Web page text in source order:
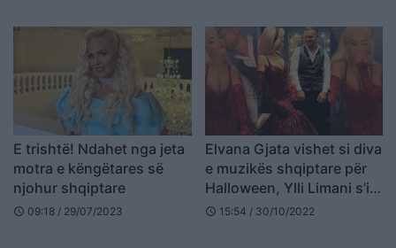
E trishtë! Ndahet nga jeta
motra e këngëtares së
njohur shqiptare
schedule 09:18 / 29/07/2023
Elvana Gjata vishet si diva
e muzikës shqiptare për
Halloween, Ylli Limani s’i
reziston dot (VIDEO)
schedule 15:54 / 30/10/2022